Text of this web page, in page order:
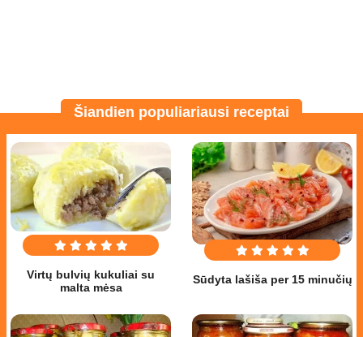
Šiandien populiariausi receptai
Virtų bulvių kukuliai su
malta mėsa
Sūdyta lašiša per 15 minučių